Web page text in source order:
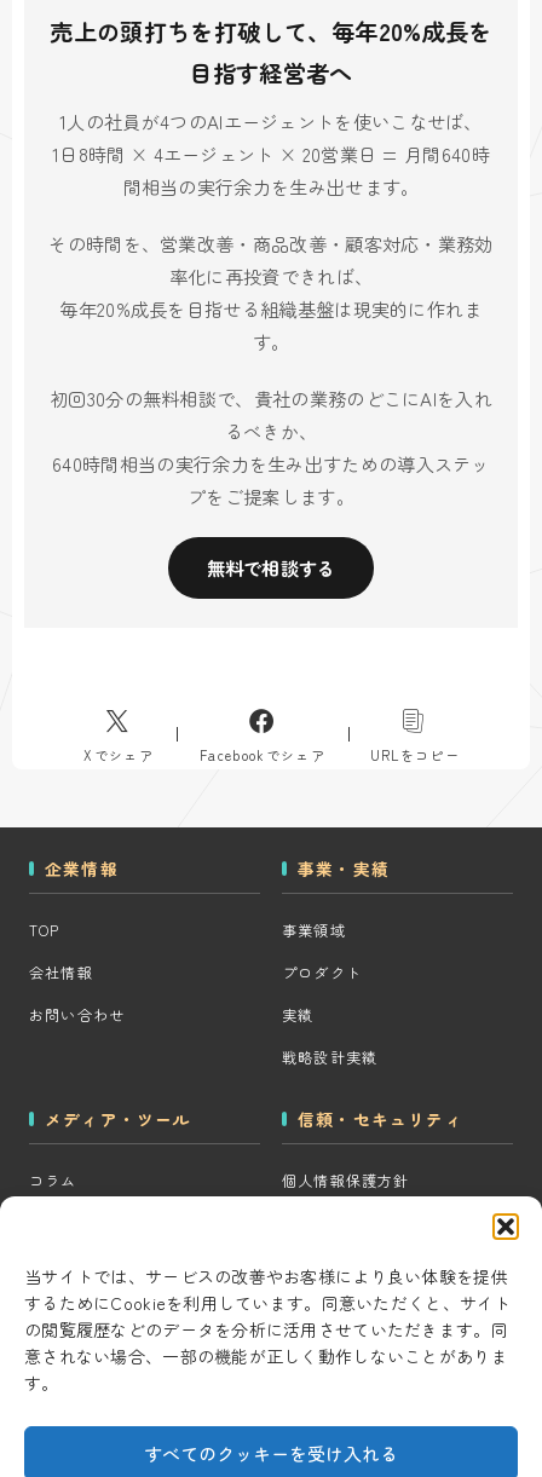
当サイトでは、サービスの改善やお客様により良い体験を提供
するためにCookieを利用しています。同意いただくと、サイト
の閲覧履歴などのデータを分析に活用させていただきます。同
意されない場合、一部の機能が正しく動作しないことがありま
す。
すべてのクッキーを受け入れる
売上の頭打ちを打破して、毎年20%成長を
目指す経営者へ
1人の社員が4つのAIエージェントを使いこなせば、
1日8時間 × 4エージェント × 20営業日 = 月間640時
間相当の実行余力を生み出せます。
その時間を、営業改善・商品改善・顧客対応・業務効
率化に再投資できれば、
毎年20%成長を目指せる組織基盤は現実的に作れま
す。
初回30分の無料相談で、貴社の業務のどこにAIを入れ
るべきか、
640時間相当の実行余力を生み出すための導入ステッ
プをご提案します。
無料で相談する
Xでシェア Facebookでシェア URLをコピー
企業情報
TOP
会社情報
お問い合わせ
事業・実績
事業領域
プロダクト
実績
戦略設計実績
メディア・ツール
コラム
CRM・MAツール選定診断
BigQuery×GTM 相場見積もり
ツール
AI用語集
信頼・セキュリティ
個人情報保護方針
コンテンツ制作方針
研究・開発方針
セキュリティ対策